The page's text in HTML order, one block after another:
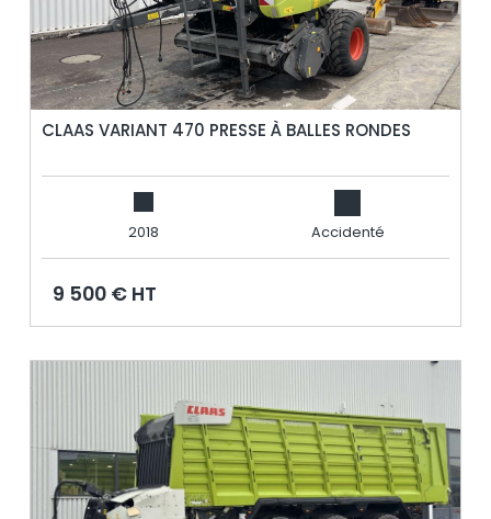
CLAAS VARIANT 470 PRESSE À BALLES RONDES
2018 Accidenté
9 500 € HT